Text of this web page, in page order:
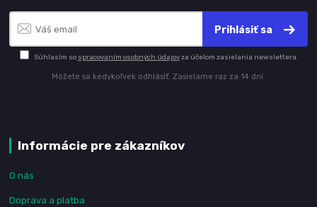
Prihlásiť sa
Súhlasím so spracovaním osobných údajovza účelom zasielania newslettera.
Môžete sa kedykoľvek odhlásiť. Zasielame raz za 14 dní.
Informácie pre zákazníkov
O nás
Doprava a platba